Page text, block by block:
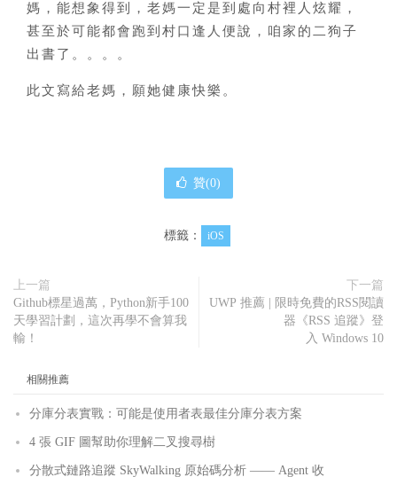
媽，能想象得到，老媽一定是到處向村裡人炫耀，
甚至於可能都會跑到村口逢人便說，咱家的二狗子
出書了。。。。
此文寫給老媽，願她健康快樂。
贊(0)
標籤： iOS
上一篇
Github標星過萬，Python新手100
天學習計劃，這次再學不會算我
輸！
下一篇
UWP 推薦 | 限時免費的RSS閱讀
器《RSS 追蹤》登
入 Windows 10
相關推薦
分庫分表實戰：可能是使用者表最佳分庫分表方案
4 張 GIF 圖幫助你理解二叉搜尋樹
分散式鏈路追蹤 SkyWalking 原始碼分析 —— Agent 收